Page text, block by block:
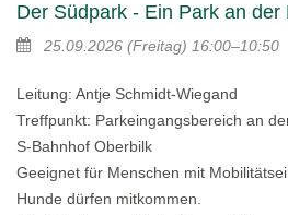
Der Südpark - Ein Park an der
25.09.2026 (Freitag) 16:00–10:50
Leitung: Antje Schmidt-Wiegand
Treffpunkt: Parkeingangsbereich an
S-Bahnhof Oberbilk
Geeignet für Menschen mit
Hunde dürfen mitkommen.